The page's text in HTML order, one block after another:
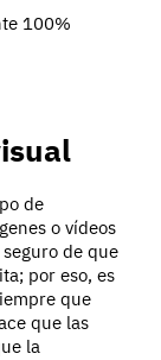
100%
de
o vídeos
de que
por eso, es
que
que las
la